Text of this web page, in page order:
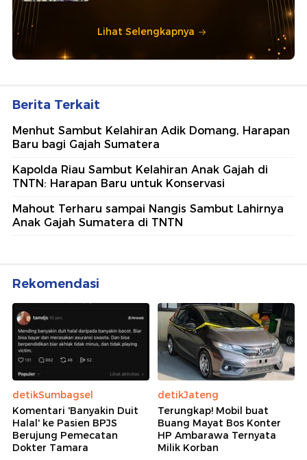
Lihat Selengkapnya
Berita Terkait
Menhut Sambut Kelahiran Adik Domang, Harapan
Baru bagi Gajah Sumatera
Kapolda Riau Sambut Kelahiran Anak Gajah di
TNTN: Harapan Baru untuk Konservasi
Mahout Terharu sampai Nangis Sambut Lahirnya
Anak Gajah Sumatera di TNTN
Rekomendasi
detikSumbagsel
Komentari 'Banyakin Duit
Halal' ke Pasien BPJS
Berujung Pemecatan
Dokter Tamara
detikJateng
Terungkap! Mobil buat
Buang Mayat Bos Konter
HP Ambarawa Ternyata
Milik Korban